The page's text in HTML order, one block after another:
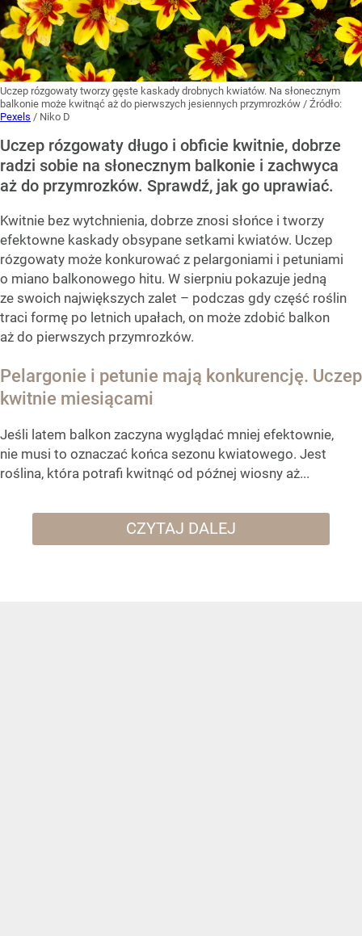
Uczep rózgowaty tworzy gęste kaskady drobnych kwiatów. Na słonecznym
balkonie może kwitnąć aż do pierwszych jesiennych przymrozków / Źródło:
Pexels / Niko D
Uczep rózgowaty długo i obficie kwitnie, dobrze
radzi sobie na słonecznym balkonie i zachwyca
aż do przymrozków. Sprawdź, jak go uprawiać.
Kwitnie bez wytchnienia, dobrze znosi słońce i tworzy
efektowne kaskady obsypane setkami kwiatów. Uczep
rózgowaty może konkurować z pelargoniami i petuniami
o miano balkonowego hitu. W sierpniu pokazuje jedną
ze swoich największych zalet – podczas gdy część roślin
traci formę po letnich upałach, on może zdobić balkon
aż do pierwszych przymrozków.
Pelargonie i petunie mają konkurencję. Uczep
kwitnie miesiącami
Jeśli latem balkon zaczyna wyglądać mniej efektownie,
nie musi to oznaczać końca sezonu kwiatowego. Jest
roślina, która potrafi kwitnąć od późnej wiosny aż...
CZYTAJ DALEJ